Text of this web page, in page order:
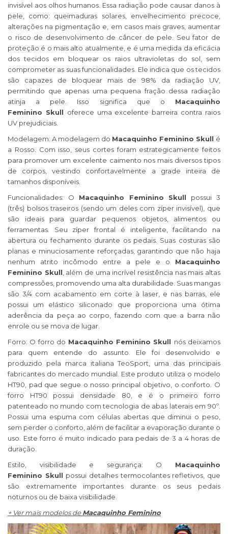
invisível aos olhos humanos. Essa radiação pode causar danos à
pele, como: queimaduras solares, envelhecimento precoce,
alterações na pigmentação e, em casos mais graves, aumentar
o risco de desenvolvimento de câncer de pele. Seu fator de
proteção é o mais alto atualmente, e é uma medida da eficácia
dos tecidos em bloquear os raios ultravioletas do sol, sem
comprometer as suas funcionalidades. Ele indica que os tecidos
são capazes de bloquear mais de 98% da radiação UV,
permitindo que apenas uma pequena fração dessa radiação
atinja a pele. Isso significa que o Macaquinho
Feminino Skull oferece uma excelente barreira contra raios
UV prejudiciais.
Modelagem: A modelagem do Macaquinho Feminino Skull é
a Rosso. Com isso, seus cortes foram estrategicamente feitos
para promover um excelente caimento nos mais diversos tipos
de corpos, vestindo confortavelmente a grade inteira de
tamanhos disponíveis.
Funcionalidades: O Macaquinho Feminino Skull possui 3
(três) bolsos traseiros (sendo um deles com zíper invisível), que
são ideais para guardar pequenos objetos, alimentos ou
ferramentas. Seu zíper frontal é inteligente, facilitando na
abertura ou fechamento durante os pedais. Suas costuras são
planas e minuciosamente reforçadas, garantindo que não haja
nenhum atrito incômodo entre a pele e o Macaquinho
Feminino Skull , além de uma incrível resistência nas mais altas
compressões, promovendo uma alta durabilidade. Suas mangas
são 3/4 com acabamento em corte à laser, e nas barras, ele
possui um elástico siliconado que proporciona uma ótima
aderência da peça ao corpo, fazendo com que a barra não
enrole ou se mova de lugar.
Forro: O forro do Macaquinho Feminino Skull nós deixamos
para quem entende do assunto. Ele foi desenvolvido e
produzido pela marca italiana TeoSport, uma das principais
fabricantes do mercado mundial. Este produto utiliza o modelo
HT90, pad que segue o nosso principal objetivo, o conforto. O
forro HT90 possui densidade 80, e é o primeiro forro
patenteado no mundo com tecnologia de abas laterais em 90º.
Possui uma espuma com células abertas que diminui o peso,
sem perder o conforto, além de facilitar a evaporação durante o
uso. Este forro é muito indicado para pedais de 3 a 4 horas de
duração.
Estilo, visibilidade e segurança: O Macaquinho
Feminino Skull possui detalhes termocolantes refletivos, que
são extremamente importantes durante os seus pedais
noturnos ou de baixa visibilidade.
+ Ver mais modelos deMacaquinho Feminino